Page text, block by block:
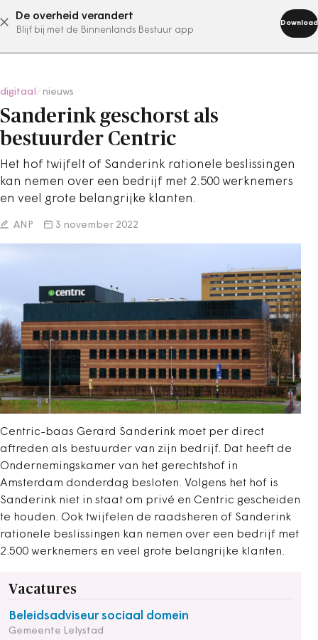
De overheid verandert
Blijf bij met de Binnenlands Bestuur app
Download
abonneer nu
digitaal nieuws
Sanderink geschorst als
bestuurder Centric
Het hof twijfelt of Sanderink rationele beslissingen
kan nemen over een bedrijf met 2.500 werknemers
en veel grote belangrijke klanten.
ANP 3 november 2022
Centric-baas Gerard Sanderink moet per direct
aftreden als bestuurder van zijn bedrijf. Dat heeft de
Ondernemingskamer van het gerechtshof in
Amsterdam donderdag besloten. Volgens het hof is
Sanderink niet in staat om privé en Centric gescheiden
te houden. Ook twijfelen de raadsheren of Sanderink
rationele beslissingen kan nemen over een bedrijf met
2.500 werknemers en veel grote belangrijke klanten.
Vacatures
Beleidsadviseur sociaal domein
Gemeente Lelystad